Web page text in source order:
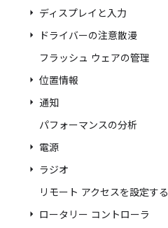
ディスプレイと入力
ドライバーの注意散漫
フラッシュ ウェアの管理
位置情報
通知
パフォーマンスの分析
電源
ラジオ
リモート アクセスを設定する
ロータリー コントローラ